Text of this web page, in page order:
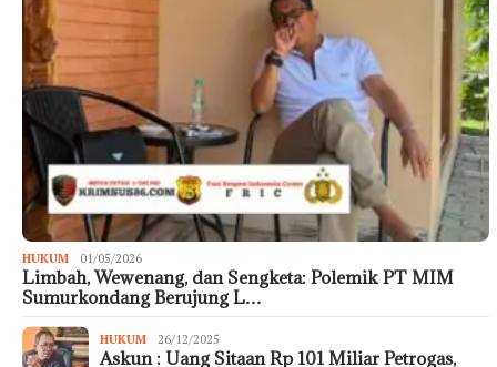
HUKUM 01/05/2026
Limbah, Wewenang, dan Sengketa: Polemik PT MIM
Sumurkondang Berujung L…
HUKUM 26/12/2025
Askun : Uang Sitaan Rp 101 Miliar Petrogas,